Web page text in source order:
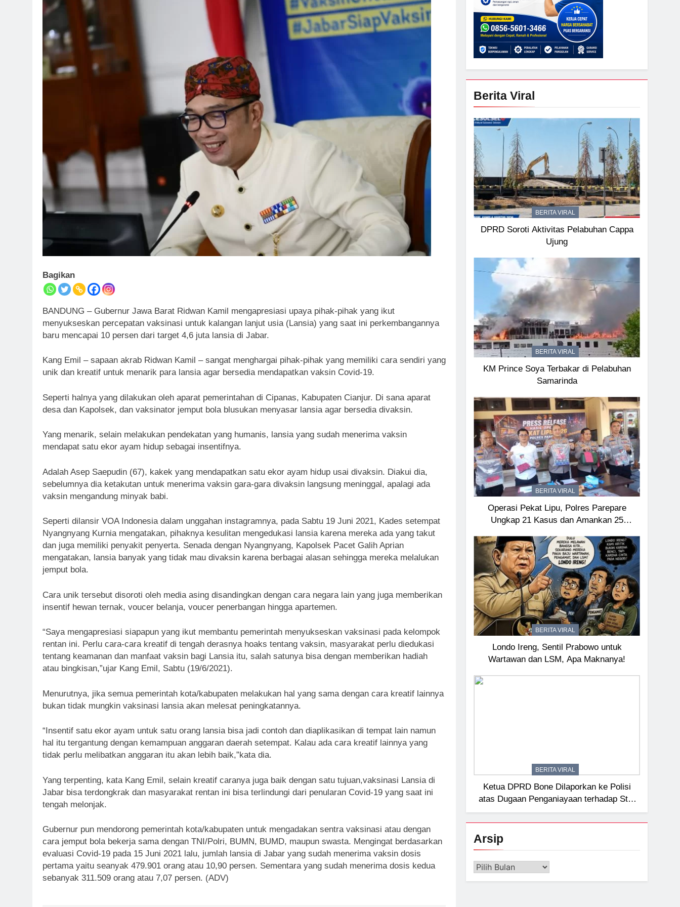
Bagikan
BANDUNG – Gubernur Jawa Barat Ridwan Kamil mengapresiasi upaya pihak-pihak yang ikut
menyukseskan percepatan vaksinasi untuk kalangan lanjut usia (Lansia) yang saat ini perkembangannya
baru mencapai 10 persen dari target 4,6 juta lansia di Jabar.
Kang Emil – sapaan akrab Ridwan Kamil – sangat menghargai pihak-pihak yang memiliki cara sendiri yang
unik dan kreatif untuk menarik para lansia agar bersedia mendapatkan vaksin Covid-19.
Seperti halnya yang dilakukan oleh aparat pemerintahan di Cipanas, Kabupaten Cianjur. Di sana aparat
desa dan Kapolsek, dan vaksinator jemput bola blusukan menyasar lansia agar bersedia divaksin.
Yang menarik, selain melakukan pendekatan yang humanis, lansia yang sudah menerima vaksin
mendapat satu ekor ayam hidup sebagai insentifnya.
Adalah Asep Saepudin (67), kakek yang mendapatkan satu ekor ayam hidup usai divaksin. Diakui dia,
sebelumnya dia ketakutan untuk menerima vaksin gara-gara divaksin langsung meninggal, apalagi ada
vaksin mengandung minyak babi.
Seperti dilansir VOA Indonesia dalam unggahan instagramnya, pada Sabtu 19 Juni 2021, Kades setempat
Nyangnyang Kurnia mengatakan, pihaknya kesulitan mengedukasi lansia karena mereka ada yang takut
dan juga memiliki penyakit penyerta. Senada dengan Nyangnyang, Kapolsek Pacet Galih Aprian
mengatakan, lansia banyak yang tidak mau divaksin karena berbagai alasan sehingga mereka melalukan
jemput bola.
Cara unik tersebut disoroti oleh media asing disandingkan dengan cara negara lain yang juga memberikan
insentif hewan ternak, voucer belanja, voucer penerbangan hingga apartemen.
“Saya mengapresiasi siapapun yang ikut membantu pemerintah menyukseskan vaksinasi pada kelompok
rentan ini. Perlu cara-cara kreatif di tengah derasnya hoaks tentang vaksin, masyarakat perlu diedukasi
tentang keamanan dan manfaat vaksin bagi Lansia itu, salah satunya bisa dengan memberikan hadiah
atau bingkisan,”ujar Kang Emil, Sabtu (19/6/2021).
Menurutnya, jika semua pemerintah kota/kabupaten melakukan hal yang sama dengan cara kreatif lainnya
bukan tidak mungkin vaksinasi lansia akan melesat peningkatannya.
“Insentif satu ekor ayam untuk satu orang lansia bisa jadi contoh dan diaplikasikan di tempat lain namun
hal itu tergantung dengan kemampuan anggaran daerah setempat. Kalau ada cara kreatif lainnya yang
tidak perlu melibatkan anggaran itu akan lebih baik,”kata dia.
Yang terpenting, kata Kang Emil, selain kreatif caranya juga baik dengan satu tujuan,vaksinasi Lansia di
Jabar bisa terdongkrak dan masyarakat rentan ini bisa terlindungi dari penularan Covid-19 yang saat ini
tengah melonjak.
Gubernur pun mendorong pemerintah kota/kabupaten untuk mengadakan sentra vaksinasi atau dengan
cara jemput bola bekerja sama dengan TNI/Polri, BUMN, BUMD, maupun swasta. Mengingat berdasarkan
evaluasi Covid-19 pada 15 Juni 2021 lalu, jumlah lansia di Jabar yang sudah menerima vaksin dosis
pertama yaitu seanyak 479.901 orang atau 10,90 persen. Sementara yang sudah menerima dosis kedua
sebanyak 311.509 orang atau 7,07 persen. (ADV)
Berita Viral
BERITA VIRAL
DPRD Soroti Aktivitas Pelabuhan Cappa
Ujung
BERITA VIRAL
KM Prince Soya Terbakar di Pelabuhan
Samarinda
BERITA VIRAL
Operasi Pekat Lipu, Polres Parepare
Ungkap 21 Kasus dan Amankan 25
BERITA VIRAL
Londo Ireng, Sentil Prabowo untuk
Wartawan dan LSM, Apa Maknanya!
BERITA VIRAL
Ketua DPRD Bone Dilaporkan ke Polisi
atas Dugaan Penganiayaan terhadap Staf
Sekretariat
Arsip
Arsip